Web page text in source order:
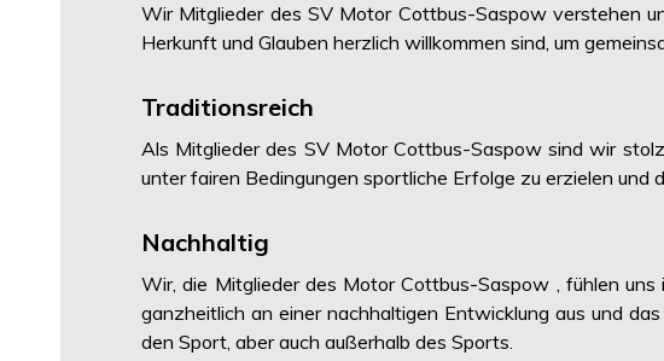
Wir Mitglieder des SV Motor Cottbus-Saspow verstehen
Herkunft und Glauben herzlich willkommen sind, um
Traditionsreich
Als Mitglieder des SV Motor Cottbus-Saspow sind wir
unter fairen Bedingungen sportliche Erfolge zu erzielen und
Nachhaltig
Wir, die Mitglieder des Motor Cottbus-Saspow , fühlen
ganzheitlich an einer nachhaltigen Entwicklung aus und
den Sport, aber auch außerhalb des Sports.